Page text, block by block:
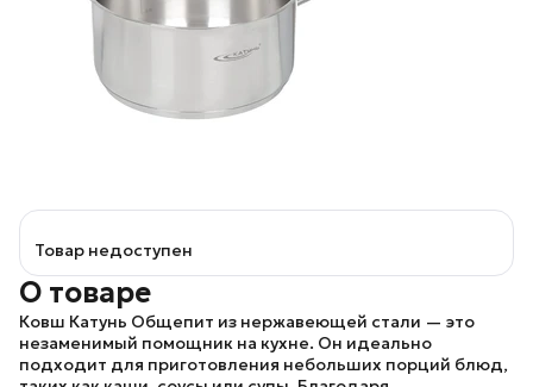
Товар недоступен
О товаре
Ковш Катунь Общепит из нержавеющей стали — это
незаменимый помощник на кухне. Он идеально
подходит для приготовления небольших порций блюд,